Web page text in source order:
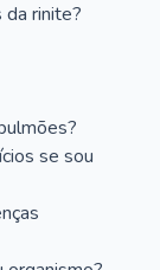
rinite?
se sou